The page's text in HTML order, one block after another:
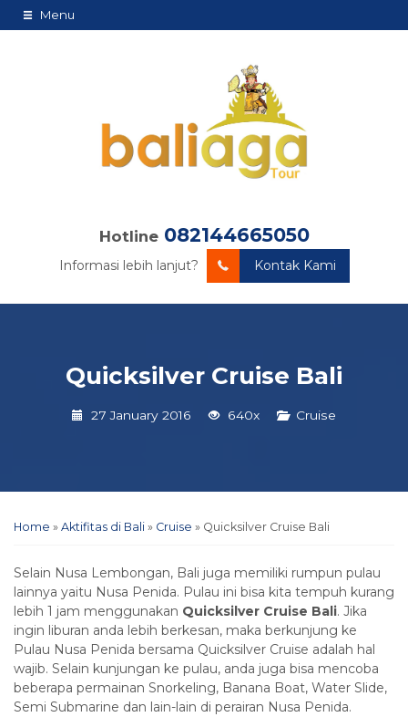
Menu
Hotline 082144665050
Informasi lebih lanjut? Kontak Kami
Quicksilver Cruise Bali
27 January 2016 640x Cruise
Home » Aktifitas di Bali » Cruise » Quicksilver Cruise Bali
Selain Nusa Lembongan, Bali juga memiliki rumpun pulau
lainnya yaitu Nusa Penida. Pulau ini bisa kita tempuh kurang
lebih 1 jam menggunakan Quicksilver Cruise Bali. Jika
ingin liburan anda lebih berkesan, maka berkunjung ke
Pulau Nusa Penida bersama Quicksilver Cruise adalah hal
wajib. Selain kunjungan ke pulau, anda juga bisa mencoba
beberapa permainan Snorkeling, Banana Boat, Water Slide,
Semi Submarine dan lain-lain di perairan Nusa Penida.